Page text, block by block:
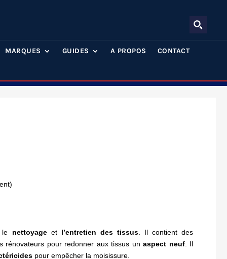
MARQUES GUIDES A PROPOS CONTACT
le nettoyageetl’entretien des tissus. Il contient des
rénovateurs pour redonner aux tissus un aspect neuf. Il
pour empêcher la moisissure.